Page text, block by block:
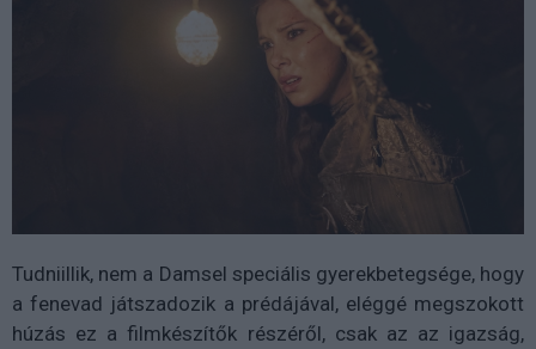
Tudniillik, nem a Damsel speciális gyerekbetegsége, hogy
a fenevad játszadozik a prédájával, eléggé megszokott
húzás ez a filmkészítők részéről, csak az az igazság,